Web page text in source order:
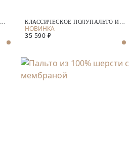
КЛАССИЧЕСКОЕ ПОЛУПАЛЬТО ИЗ
ПРЕМИАЛЬНОЙ ШЕРСТИ С
МЕМБРАНОЙ
35 590 ₽